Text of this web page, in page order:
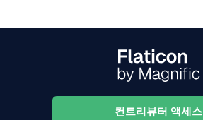
컨트리뷰터 액세스